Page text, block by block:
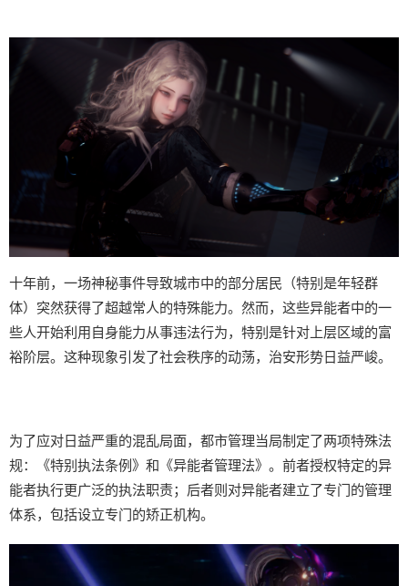
十年前，一场神秘事件导致城市中的部分居民（特别是年轻群
体）突然获得了超越常人的特殊能力。然而，这些异能者中的一
些人开始利用自身能力从事违法行为，特别是针对上层区域的富
裕阶层。这种现象引发了社会秩序的动荡，治安形势日益严峻。
为了应对日益严重的混乱局面，都市管理当局制定了两项特殊法
规：《特别执法条例》和《异能者管理法》。前者授权特定的异
能者执行更广泛的执法职责；后者则对异能者建立了专门的管理
体系，包括设立专门的矫正机构。